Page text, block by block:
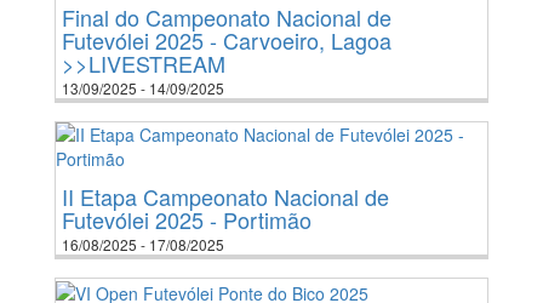
Final do Campeonato Nacional de
Futevólei 2025 - Carvoeiro, Lagoa
>>LIVESTREAM
13/09/2025 - 14/09/2025
II Etapa Campeonato Nacional de
Futevólei 2025 - Portimão
16/08/2025 - 17/08/2025